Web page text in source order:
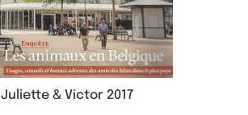
Juliette & Victor 2017